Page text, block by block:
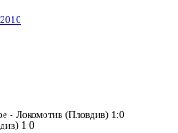
- Локомотив (Пловдив) 1:0
1:0